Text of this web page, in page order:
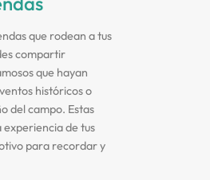
que rodean a tus
compartir
que hayan
históricos o
del campo. Estas
de tus
para recordar y